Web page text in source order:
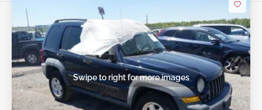
Swipe to right for more images